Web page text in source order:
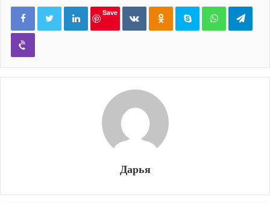
LinkedIn
Save
ВконтактеОдноклассники
Skype WhatsApp
Viber
Дарья